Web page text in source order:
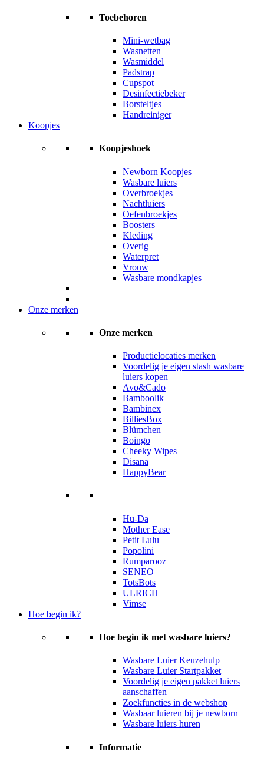
Toebehoren
Mini-wetbag
Wasnetten
Wasmiddel
Padstrap
Cupspot
Desinfectiebeker
Borsteltjes
Handreiniger
Koopjes
Koopjeshoek
Newborn Koopjes
Wasbare luiers
Overbroekjes
Nachtluiers
Oefenbroekjes
Boosters
Kleding
Overig
Waterpret
Vrouw
Wasbare mondkapjes
Onze merken
Onze merken
Productielocaties merken
Voordelig je eigen stash wasbare
luiers kopen
Avo&Cado
Bamboolik
Bambinex
BilliesBox
Blümchen
Boingo
Cheeky Wipes
Disana
HappyBear
Hu-Da
Mother Ease
Petit Lulu
Popolini
Rumparooz
SENEO
TotsBots
ULRICH
Vimse
Hoe begin ik?
Hoe begin ik met wasbare luiers?
Wasbare Luier Keuzehulp
Wasbare Luier Startpakket
Voordelig je eigen pakket luiers
aanschaffen
Zoekfuncties in de webshop
Wasbaar luieren bij je newborn
Wasbare luiers huren
Informatie